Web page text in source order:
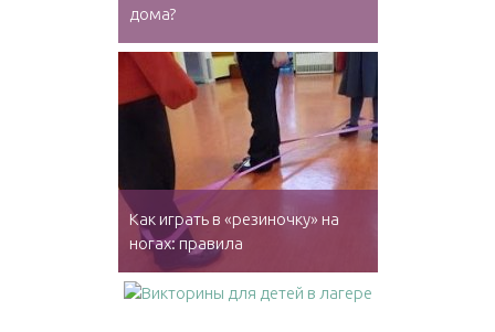
дома?
Как играть в «резиночку» на
ногах: правила